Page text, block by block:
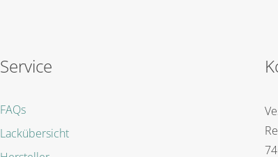
Service
FAQs
Lackübersicht